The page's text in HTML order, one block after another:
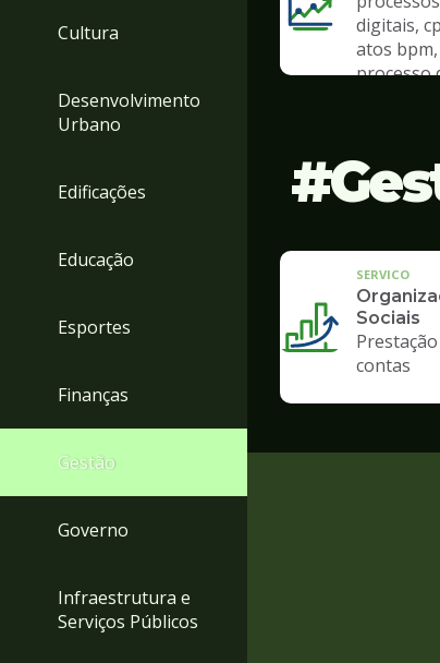
Cultura
Desenvolvimento
Urbano
Edificações
Educação
Esportes
Finanças
Gestão
Governo
Infraestrutura e
Serviços Públicos
digitais,
atos bpm,
processo
SERVICO
Sociais
contas